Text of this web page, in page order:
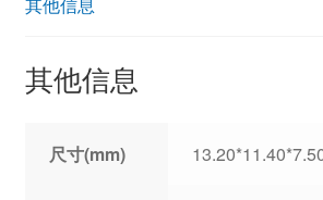
其他信息
尺寸(mm)